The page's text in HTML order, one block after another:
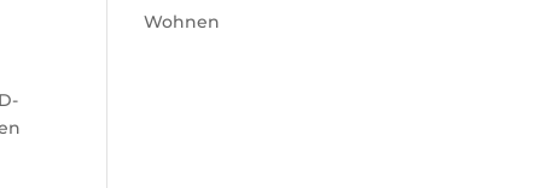
Wohnen